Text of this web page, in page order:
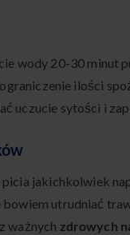
wody 20-30 minut
ilości
uczucie sytości i
picia jakichkolwiek
bowiem utrudniać
ważnych zdrowych